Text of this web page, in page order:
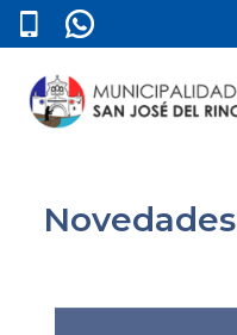
Novedades